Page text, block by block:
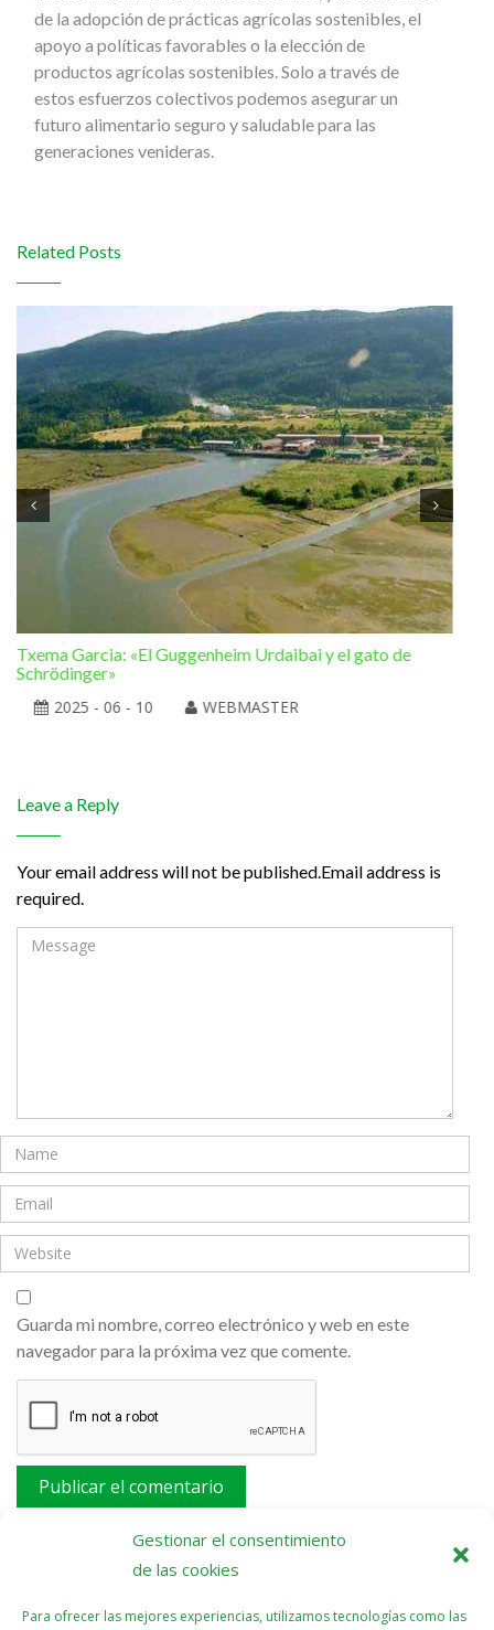
Gestionar el consentimiento
de las cookies
Para ofrecer las mejores experiencias, utilizamos tecnologías como las
de la adopción de prácticas agrícolas sostenibles, el
apoyo a políticas favorables o la elección de
productos agrícolas sostenibles. Solo a través de
estos esfuerzos colectivos podemos asegurar un
futuro alimentario seguro y saludable para las
generaciones venideras.
Related Posts
Txema Garcia: «El Guggenheim Urdaibai y el gato de
Schrödinger»
2025 - 06 - 10
WEBMASTER
Leave a Reply
Your email address will not be published.Email address is
required.
Guarda mi nombre, correo electrónico y web en este
navegador para la próxima vez que comente.
Este sitio usa Akismet para reducir el spam.Aprende
cómo se procesan los datos de tus comentarios.